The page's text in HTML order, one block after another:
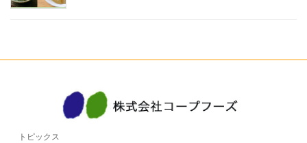
トピックス